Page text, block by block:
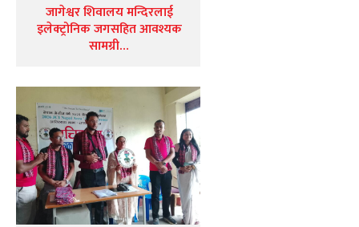
जागेश्वर शिवालय मन्दिरलाई
इलेक्ट्रोनिक जगसहित आवश्यक
सामग्री…